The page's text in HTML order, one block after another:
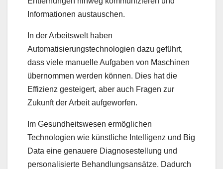
Informationen austauschen.
In der Arbeitswelt haben
Automatisierungstechnologien dazu geführt,
dass viele manuelle Aufgaben von Maschinen
übernommen werden können. Dies hat die
Effizienz gesteigert, aber auch Fragen zur
Zukunft der Arbeit aufgeworfen.
Im Gesundheitswesen ermöglichen
Technologien wie künstliche Intelligenz und Big
Data eine genauere Diagnosestellung und
personalisierte Behandlungsansätze. Dadurch